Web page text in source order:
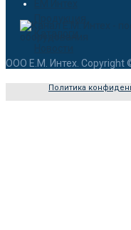
ООО Е.М. Интех. Copyright
Политика